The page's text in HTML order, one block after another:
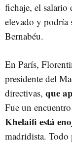
fichaje, el salario
elevado y podría
Bernabéu.
En París,
presidente del
directivas, que
Fue un
Khelaifi está
madridista. Todo